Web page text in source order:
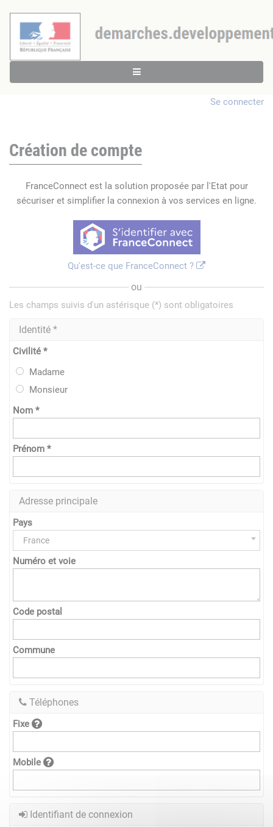
Se connecter
Création de compte
FranceConnect est la solution proposée par l'Etat pour
sécuriser et simplifier la connexion à vos services en ligne.
Qu'est-ce que FranceConnect ?
ou
Les champs suivis d'un astérisque (*) sont obligatoires
Identité *
Civilité *
Madame
Monsieur
Nom *
Prénom *
Adresse principale
Pays
France
Numéro et voie
Code postal
Commune
Téléphones
Fixe
Mobile
Identifiant de connexion